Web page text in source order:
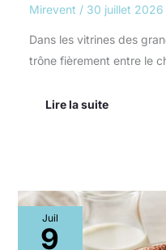
Mirevent / 30 juillet 2026
Dans les vitrines des
trône fièrement entre le
Lire la suite
Juil
9
Recette
de
Cup